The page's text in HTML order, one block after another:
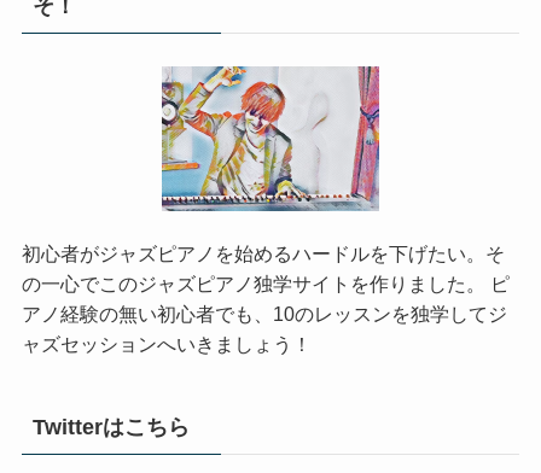
そ！
初心者がジャズピアノを始めるハードルを下げたい。そ
の一心でこのジャズピアノ独学サイトを作りました。 ピ
アノ経験の無い初心者でも、10のレッスンを独学してジ
ャズセッションへいきましょう！
Twitterはこちら